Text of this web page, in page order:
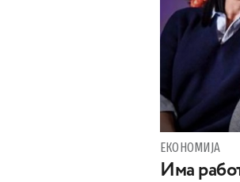
ЕКОНОМИЈА
Има